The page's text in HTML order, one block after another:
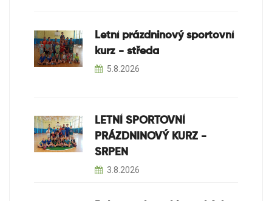
Letní prázdninový sportovní
kurz - středa
5.8.2026
LETNÍ SPORTOVNÍ
PRÁZDNINOVÝ KURZ -
SRPEN
3.8.2026